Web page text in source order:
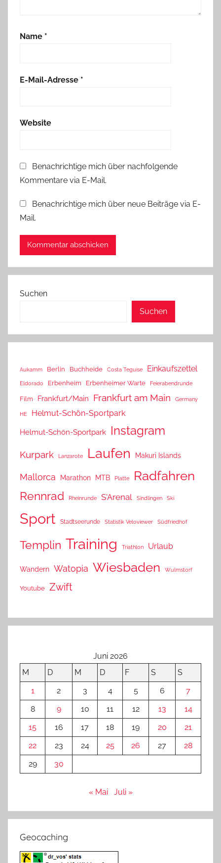
Name *
E-Mail-Adresse *
Website
Benachrichtige mich über nachfolgende
Kommentare via E-Mail.
Benachrichtige mich über neue Beiträge via E-
Mail.
Suchen
Suchen
Aukamm Berlin Buchheide Costa Teguise Einkaufszettel
Eldorado Erbenheim Erbenheimer Warte Feierabendrunde
Film Frankfurt/Main Frankfurt am Main Germany
HE Helmut-Schön-Sportpark
Helmut-Schön-Sportpark Instagram
Kurpark Lanzarote Laufen Makuri Islands
Mallorca Marathon MTB Platte Radfahren
Rennrad Rheinrunde S'Arenal Sindlingen Ski
Sport Stadtseerunde Statistik Veloviewer Südfriedhof
Templin Training Triathlon Urlaub
Wandern Watopia Wiesbaden Wulmstorf
Youtube Zwift
Juni 2026
M
D M D F S
S
1
2 3 4 5 6
7
8
9 10 11 12 13
14
15
16 17 18 19 20
21
22
23 24 25 26 27
28
29
30
« Mai Juli »
Geocaching